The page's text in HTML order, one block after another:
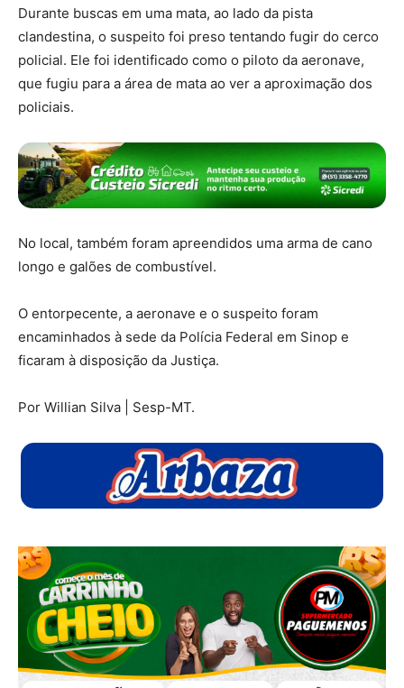
Durante buscas em uma mata, ao lado da pista
clandestina, o suspeito foi preso tentando fugir do cerco
policial. Ele foi identificado como o piloto da aeronave,
que fugiu para a área de mata ao ver a aproximação dos
policiais.
No local, também foram apreendidos uma arma de cano
longo e galões de combustível.
O entorpecente, a aeronave e o suspeito foram
encaminhados à sede da Polícia Federal em Sinop e
ficaram à disposição da Justiça.
Por Willian Silva | Sesp-MT.